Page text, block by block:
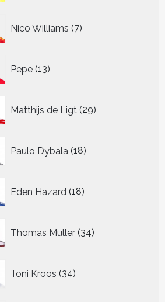
Nico Williams 7
producten
Pepe 13
producten
Matthijs de Ligt 29
producten
Paulo Dybala 18
producten
Eden Hazard 18
producten
Thomas Muller 34
producten
Toni Kroos 34
producten